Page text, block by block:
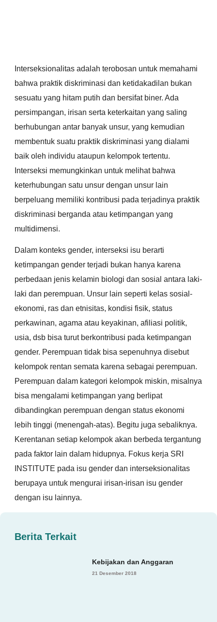
Interseksionalitas adalah terobosan untuk memahami
bahwa praktik diskriminasi dan ketidakadilan bukan
sesuatu yang hitam putih dan bersifat biner. Ada
persimpangan, irisan serta keterkaitan yang saling
berhubungan antar banyak unsur, yang kemudian
membentuk suatu praktik diskriminasi yang dialami
baik oleh individu ataupun kelompok tertentu.
Interseksi memungkinkan untuk melihat bahwa
keterhubungan satu unsur dengan unsur lain
berpeluang memiliki kontribusi pada terjadinya praktik
diskriminasi berganda atau ketimpangan yang
multidimensi.
Dalam konteks gender, interseksi isu berarti
ketimpangan gender terjadi bukan hanya karena
perbedaan jenis kelamin biologi dan sosial antara laki-
laki dan perempuan. Unsur lain seperti kelas sosial-
ekonomi, ras dan etnisitas, kondisi fisik, status
perkawinan, agama atau keyakinan, afiliasi politik,
usia, dsb bisa turut berkontribusi pada ketimpangan
gender. Perempuan tidak bisa sepenuhnya disebut
kelompok rentan semata karena sebagai perempuan.
Perempuan dalam kategori kelompok miskin, misalnya
bisa mengalami ketimpangan yang berlipat
dibandingkan perempuan dengan status ekonomi
lebih tinggi (menengah-atas). Begitu juga sebaliknya.
Kerentanan setiap kelompok akan berbeda tergantung
pada faktor lain dalam hidupnya. Fokus kerja SRI
INSTITUTE pada isu gender dan interseksionalitas
berupaya untuk mengurai irisan-irisan isu gender
dengan isu lainnya.
Berita Terkait
Kebijakan dan Anggaran
21 Desember 2018